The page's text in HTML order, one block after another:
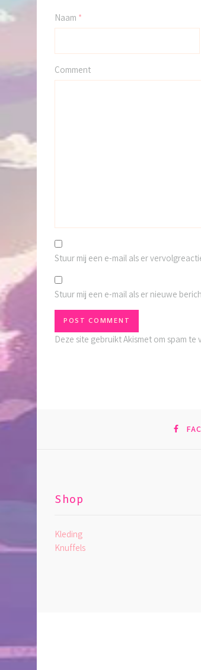
Naam *
Comment
Stuur mij een e-mail als er
Stuur mij een e-mail als er nieuwe
Deze site gebruikt Akismet om spam te
Shop
Kleding
Knuffels